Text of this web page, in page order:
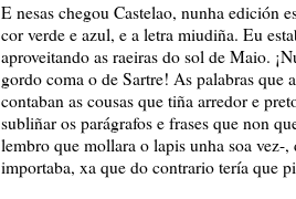
E nesas chegou Castelao, nunha edición
cor verde e azul, e a letra miudiña. Eu
aproveitando as raeiras do sol de Maio.
gordo coma o de Sartre! As palabras que
contaban as cousas que tiña arredor e
subliñar os parágrafos e frases que non
lembro que mollara o lapis unha soa vez-
importaba, xa que do contrario tería que